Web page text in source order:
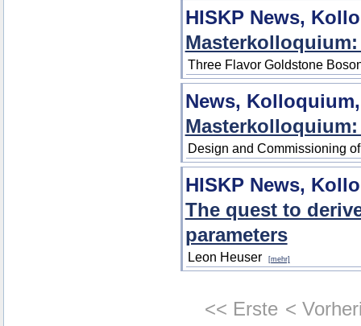
HISKP News,
Three Flavor Goldstone
News,
Design and Commissioning
HISKP News,
The quest to
parameters
Leon Heuser [mehr]
<< Erste <